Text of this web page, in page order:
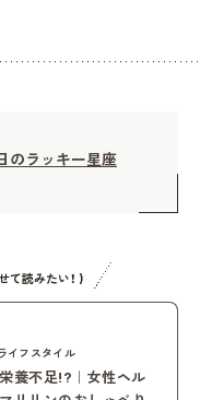
のラッキー星座
て読みたい！ )
ライフスタイル
養不足!?｜女性ヘル